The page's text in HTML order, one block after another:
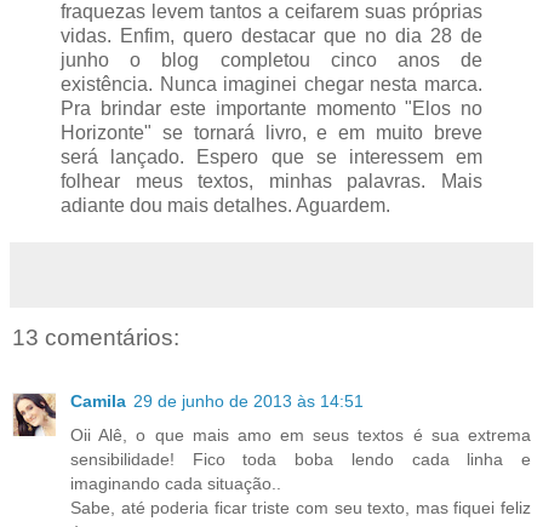
fraquezas levem tantos a ceifarem suas próprias
vidas. Enfim, quero destacar que no dia 28 de
junho o blog completou cinco anos de
existência. Nunca imaginei chegar nesta marca.
Pra brindar este importante momento "Elos no
Horizonte" se tornará livro, e em muito breve
será lançado. Espero que se interessem em
folhear meus textos, minhas palavras. Mais
adiante dou mais detalhes. Aguardem.
13 comentários:
Camila 29 de junho de 2013 às 14:51
Oii Alê, o que mais amo em seus textos é sua extrema
sensibilidade! Fico toda boba lendo cada linha e
imaginando cada situação..
Sabe, até poderia ficar triste com seu texto, mas fiquei feliz